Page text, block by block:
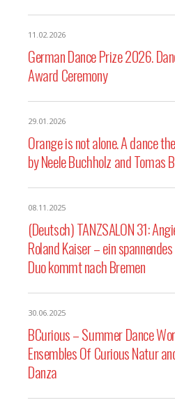
11.02.2026
German Dance Prize 2026.
Award Ceremony
29.01.2026
Orange is not alone. A dance
by Neele Buchholz and Tomas
08.11.2025
(Deutsch) TANZSALON 31:
Roland Kaiser – ein
Duo kommt nach Bremen
30.06.2025
BCurious – Summer Dance
Ensembles Of Curious Natur
Danza